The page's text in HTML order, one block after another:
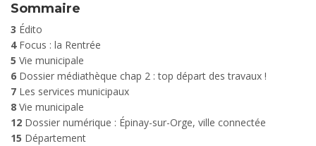
Sommaire
3 Édito
4Focus : la Rentrée
5 Vie municipale
6 Dossier médiathèque chap 2 : top départ des travaux !
7 Les services municipaux
8 Vie municipale
12 Dossier numérique : Épinay-sur-Orge, ville connectée
15 Département